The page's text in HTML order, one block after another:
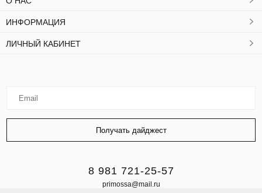
ИНФОРМАЦИЯ
ЛИЧНЫЙ КАБИНЕТ
8 981 721-25-57
primossa@mail.ru